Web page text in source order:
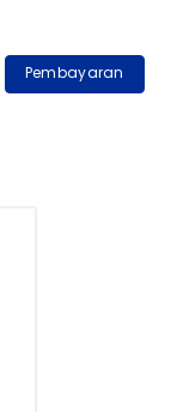
Pembayaran